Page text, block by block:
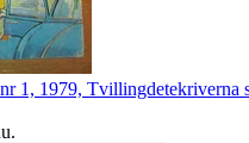
1, 1979, Tvillingdetekriverna
.